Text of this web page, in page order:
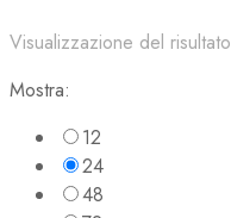
Visualizzazione del risultato
Mostra:
12
24
48